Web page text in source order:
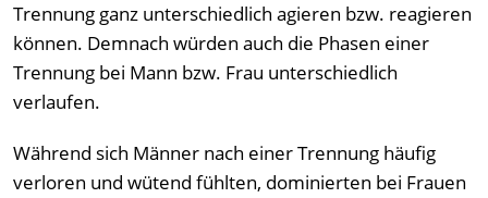
Trennung ganz unterschiedlich agieren bzw. reagieren
können. Demnach würden auch die Phasen einer
Trennung bei Mann bzw. Frau unterschiedlich
verlaufen.
Während sich Männer nach einer Trennung häufig
verloren und wütend fühlten, dominierten bei Frauen